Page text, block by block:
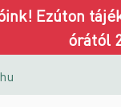
Ezúton
órától